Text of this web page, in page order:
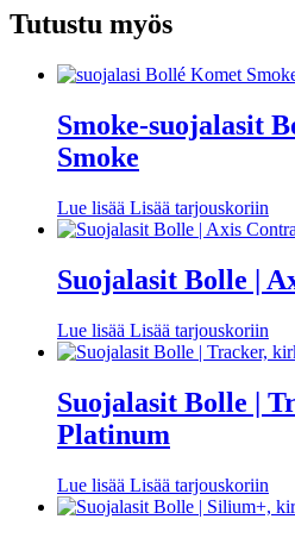
Tutustu myös
Smoke-suojalasit
Smoke
Lue lisää Lisää tarjouskoriin
Suojalasit Bolle |
Lue lisää Lisää tarjouskoriin
Suojalasit Bolle |
Platinum
Lue lisää Lisää tarjouskoriin